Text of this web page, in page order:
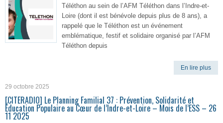
Téléthon au sein de l’AFM Téléthon dans l’Indre-et-
Loire (dont il est bénévole depuis plus de 8 ans), a
rappelé que le Téléthon est un événement
emblématique, festif et solidaire organisé par l’AFM
Téléthon depuis
En lire plus
29 octobre 2025
[CITERADIO] Le Planning Familial 37 : Prévention, Solidarité et
Éducation Populaire au Cœur de l’Indre-et-Loire – Mois de l’ESS – 26
11 2025